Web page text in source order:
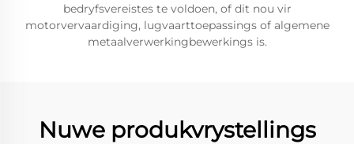
bedryfsvereistes te voldoen, of dit nou vir
motorvervaardiging, lugvaarttoepassings of algemene
metaalverwerkingbewerkings is.
Nuwe produkvrystellings